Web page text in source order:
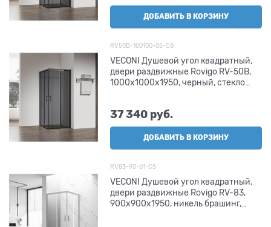
ДОБАВИТЬ В КОРЗИНУ
RV50B-100100-05-C8
VECONI Душевой угол квадратный,
двери раздвижные Rovigo RV-50B,
1000х1000х1950, черный, стекло
37 340 руб.
ДОБАВИТЬ В КОРЗИНУ
RV83-90-01-C5
VECONI Душевой угол квадратный,
двери раздвижные Rovigo RV-83,
900x900x1950, никель брашинг,